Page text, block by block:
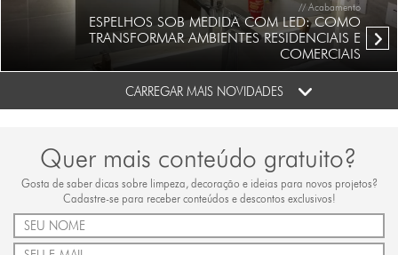
// Acabamento
ESPELHOS SOB MEDIDA COM LED: COMO
TRANSFORMAR AMBIENTES RESIDENCIAIS E
COMERCIAIS
CARREGAR MAIS NOVIDADES
Quer mais conteúdo gratuito?
Gosta de saber dicas sobre limpeza, decoração e ideias para novos projetos?
Cadastre-se para receber conteúdos e descontos exclusivos!